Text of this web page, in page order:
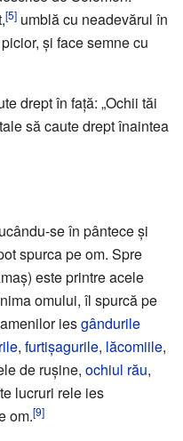
[5] umblă cu neadevărul în
şi face semne cu
drept în faţă: „Ochii tăi
să caute drept înaintea
se în pântece şi
spurca pe om. Spre
este printre acele
omului, îl spurcă pe
iesgândurile
, furtişagurile, lăcomiile,
de ruşine, ochiul rău,
lucruri rele ies
om.[9]